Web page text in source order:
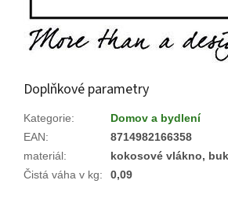
Doplňkové parametry
Kategorie:
Domov a bydlení
EAN:
8714982166358
materiál:
kokosové vlákno,
Čistá váha v kg: 0,09